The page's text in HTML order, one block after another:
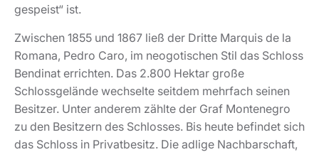
gespeist“ ist.
Zwischen 1855 und 1867 ließ der Dritte Marquis de la
Romana, Pedro Caro, im neogotischen Stil das Schloss
Bendinat errichten. Das 2.800 Hektar große
Schlossgelände wechselte seitdem mehrfach seinen
Besitzer. Unter anderem zählte der Graf Montenegro
zu den Besitzern des Schlosses. Bis heute befindet sich
das Schloss in Privatbesitz. Die adlige Nachbarschaft,